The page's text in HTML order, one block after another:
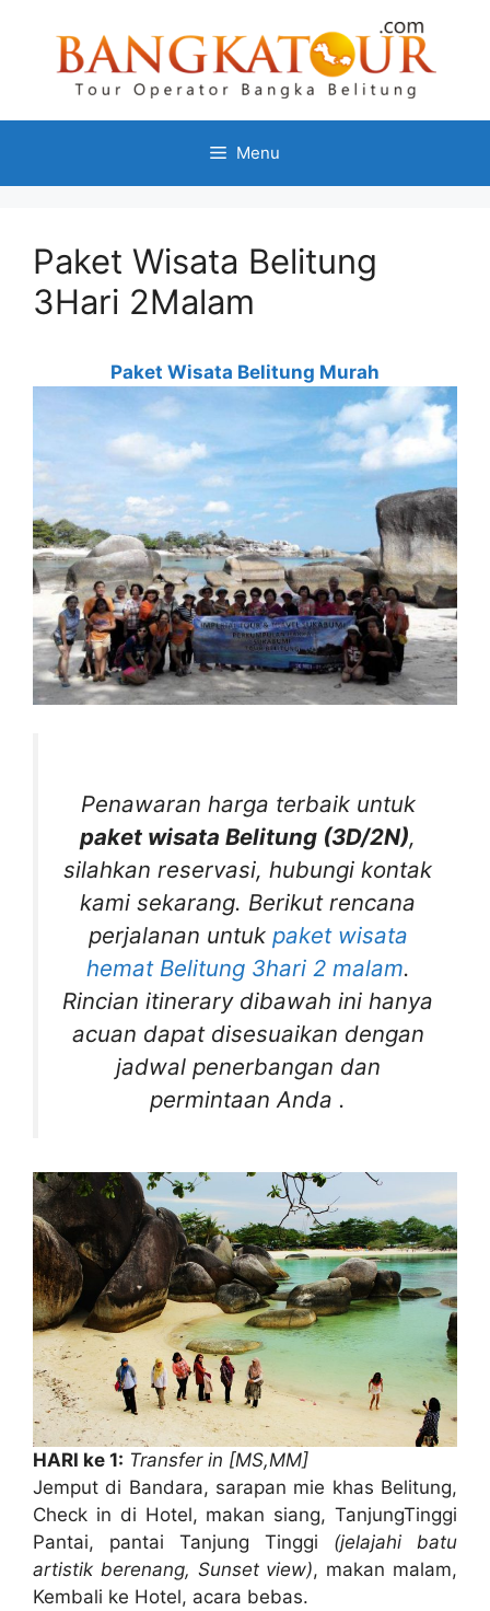
Menu
Paket Wisata Belitung
3Hari 2Malam
Paket Wisata Belitung Murah
Penawaran harga terbaik untuk
paket wisata Belitung (3D/2N),
silahkan reservasi, hubungi kontak
kami sekarang. Berikut rencana
perjalanan untuk paket wisata
hemat Belitung 3hari 2 malam.
Rincian itinerary dibawah ini hanya
acuan dapat disesuaikan dengan
jadwal penerbangan dan
permintaan Anda .
HARI ke 1: Transfer in [MS,MM]
Jemput di Bandara, sarapan mie khas Belitung,
Check in di Hotel, makan siang, TanjungTinggi
Pantai, pantai Tanjung Tinggi (jelajahi batu
artistik berenang, Sunset view), makan malam,
Kembali ke Hotel, acara bebas.